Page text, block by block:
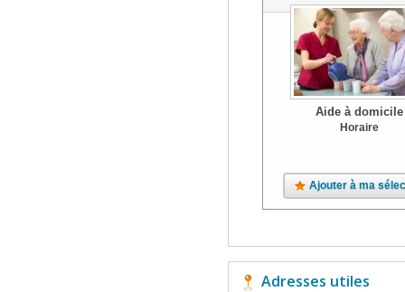
Aide à domicile
Horaire
Ajouter à ma
Adresses utiles